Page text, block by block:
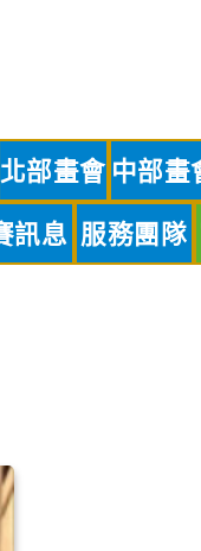
北部畫會 中部畫
訊息 服務團隊